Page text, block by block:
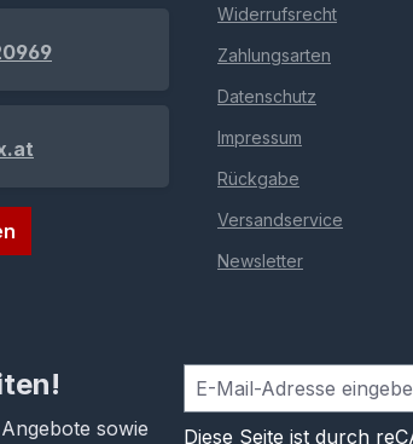
Widerrufsrecht
Zahlungsarten
Datenschutz
Impressum
Rückgabe
Versandservice
Newsletter
sowie
Diese Seite ist durch